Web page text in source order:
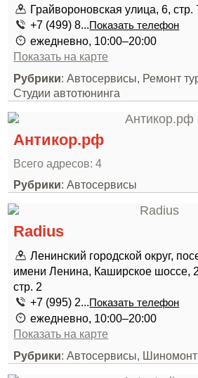
Грайвороновская улица, 6, стр.
+7 (499) 8...Показать телефон
ежедневно, 10:00–20:00
Показать на карте
Рубрики: Автосервисы, Ремонт
Студии автотюнинга
Антикор.рф
Всего адресов: 4
Рубрики: Автосервисы
Radius
Ленинский городской округ,
имени Ленина, Каширское шоссе,
стр. 2
+7 (995) 2...Показать телефон
ежедневно, 10:00–20:00
Показать на карте
Рубрики: Автосервисы,